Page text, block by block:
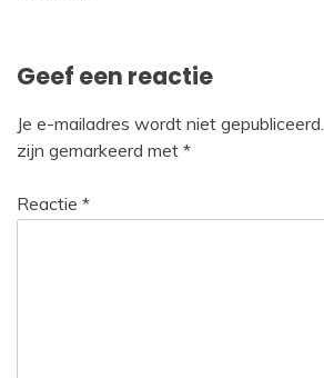
Geef een reactie
Je e-mailadres wordt niet gepubliceerd.
zijn gemarkeerd met *
Reactie *